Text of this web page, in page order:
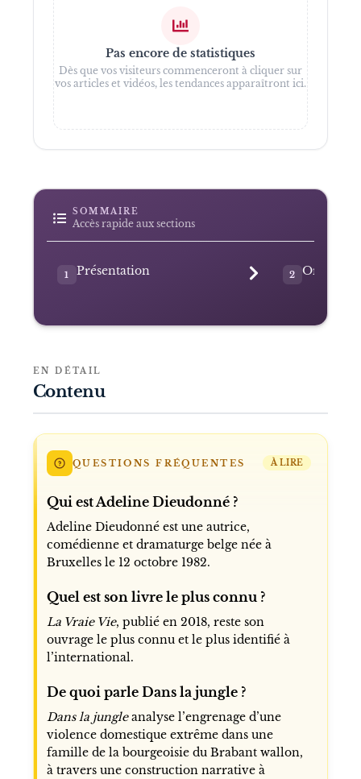
Pas encore de statistiques
Dès que vos visiteurs commenceront à cliquer sur
vos articles et vidéos, les tendances apparaîtront ici.
SOMMAIRE
Accès rapide aux sections
1 Présentation 2 Origines
EN DÉTAIL
Contenu
QUESTIONS FRÉQUENTES À LIRE
Qui est Adeline Dieudonné ?
Adeline Dieudonné est une autrice,
comédienne et dramaturge belge née à
Bruxelles le 12 octobre 1982.
Quel est son livre le plus connu ?
La Vraie Vie, publié en 2018, reste son
ouvrage le plus connu et le plus identifié à
l’international.
De quoi parle Dans la jungle ?
Dans la jungleanalyse l’engrenage d’une
violence domestique extrême dans une
famille de la bourgeoisie du Brabant wallon,
à travers une construction narrative à